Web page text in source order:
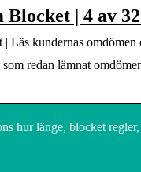
Blocket | 4 av
Läs kundernas
redan lämnat
hur länge, blocket